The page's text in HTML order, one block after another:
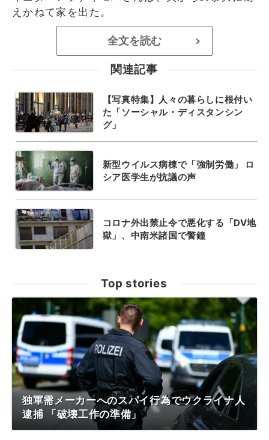
えかねて家を出た。
全文を読む >
関連記事
【写真特集】人々の暮らしに根付い
た「ソーシャル・ディスタンシン
グ」
新型ウイルス病棟で「強制労働」 ロ
シア医学生が抗議の声
コロナ外出禁止令で悪化する「DV地
獄」、中南米諸国で警鐘
Top stories
独軍需メーカーへのスパイ行為でウクライナ人
逮捕 「破壊工作の準備」